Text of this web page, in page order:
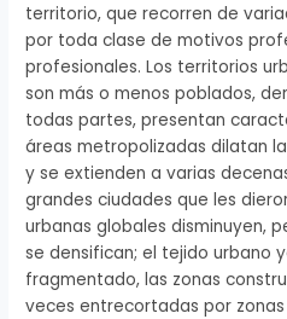
territorio, que recorren de
por toda clase de motivos
profesionales. Los territorios
son más o menos poblados,
todas partes, presentan
áreas metropolizadas dilatan
y se extienden a varias
grandes ciudades que les
urbanas globales disminuyen,
se densifican; el tejido urbano
fragmentado, las zonas
veces entrecortadas por